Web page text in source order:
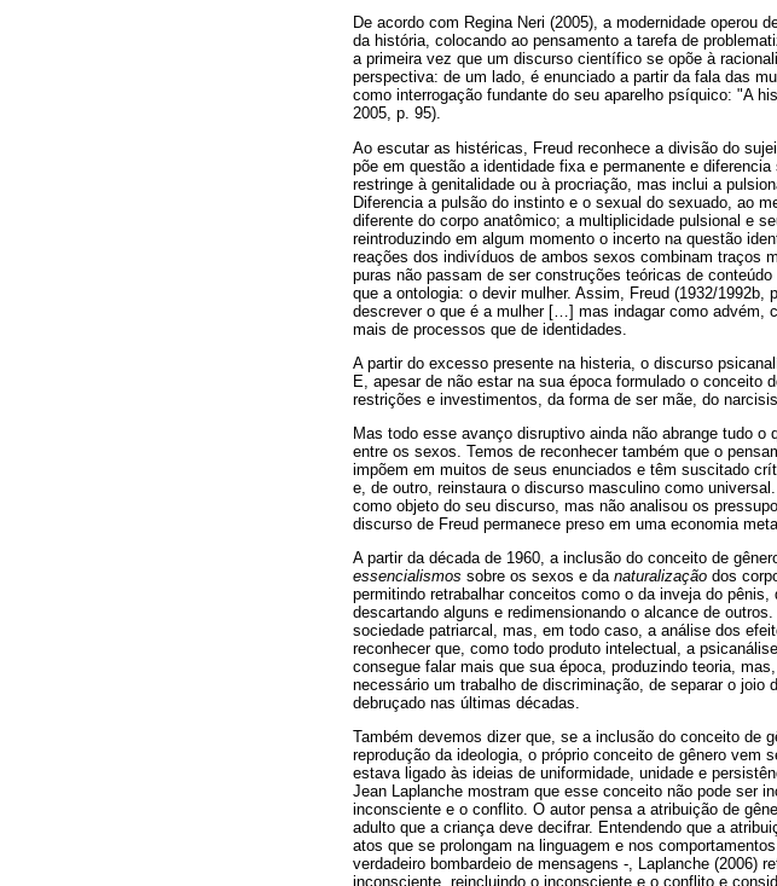
De acordo com Regina Neri (2005), a modernidade operou
da história, colocando ao pensamento a tarefa de
a primeira vez que um discurso científico se opõe à
perspectiva: de um lado, é enunciado a partir da fala das
como interrogação fundante do seu aparelho psíquico: "A
2005, p. 95).
Ao escutar as histéricas, Freud reconhece a divisão do
põe em questão a identidade fixa e permanente e
restringe à genitalidade ou à procriação, mas inclui a
Diferencia a pulsão do instinto e o sexual do sexuado, ao
diferente do corpo anatômico; a multiplicidade pulsional e
reintroduzindo em algum momento o incerto na questão
reações dos indivíduos de ambos sexos combinam traços
puras não passam de ser construções teóricas de
que a ontologia: o devir mulher. Assim, Freud (1932/
descrever o que é a mulher [
] mas indagar como advém,
mais de processos que de identidades.
A partir do excesso presente na histeria, o discurso
E, apesar de não estar na sua época formulado o conceito
restrições e investimentos, da forma de ser mãe, do
Mas todo esse avanço disruptivo ainda não abrange tudo
entre os sexos. Temos de reconhecer também que o
impõem em muitos de seus enunciados e têm suscitado
e, de outro, reinstaura o discurso masculino como
como objeto do seu discurso, mas não analisou os
discurso de Freud permanece preso em uma economia
A partir da década de 1960, a inclusão do conceito de
essencialismos sobre os sexos e da naturalização dos
permitindo retrabalhar conceitos como o da inveja do
descartando alguns e redimensionando o alcance de
sociedade patriarcal, mas, em todo caso, a análise dos
reconhecer que, como todo produto intelectual, a
consegue falar mais que sua época, produzindo teoria,
necessário um trabalho de discriminação, de separar o
debruçado nas últimas décadas.
Também devemos dizer que, se a inclusão do conceito de
reprodução da ideologia, o próprio conceito de gênero vem
estava ligado às ideias de uniformidade, unidade e
Jean Laplanche mostram que esse conceito não pode ser
inconsciente e o conflito. O autor pensa a atribuição de
adulto que a criança deve decifrar. Entendendo que a
atos que se prolongam na linguagem e nos
verdadeiro bombardeio de mensagens -, Laplanche (2006)
inconsciente, reincluindo o inconsciente e o conflito e